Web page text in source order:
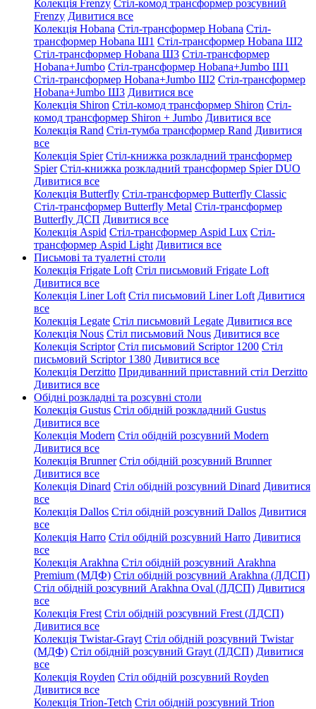
Колекція Frenzy Стіл-комод трансформер розсувний
Frenzy Дивитися все
Колекція Hobana Стіл-трансформер Hobana Стіл-
трансформер Hobana Ш1 Стіл-трансформер Hobana Ш2
Стіл-трансформер Hobana Ш3 Стіл-трансформер
Hobana+Jumbo Стіл-трансформер Hobana+Jumbo Ш1
Стіл-трансформер Hobana+Jumbo Ш2 Стіл-трансформер
Hobana+Jumbo Ш3 Дивитися все
Колекція Shiron Стіл-комод трансформер Shiron Стіл-
комод трансформер Shiron + Jumbo Дивитися все
Колекція Rand Стіл-тумба трансформер Rand Дивитися
все
Колекція Spier Стіл-книжка розкладний трансформер
Spier Стіл-книжка розкладний трансформер Spier DUO
Дивитися все
Колекція Butterfly Стіл-трансформер Butterfly Classic
Стіл-трансформер Butterfly Metal Стіл-трансформер
Butterfly ДСП Дивитися все
Колекція Aspid Стіл-трансформер Aspid Lux Стіл-
трансформер Aspid Light Дивитися все
Письмові та туалетні столи
Колекція Frigate Loft Стіл письмовий Frigate Loft
Дивитися все
Колекція Liner Loft Стіл письмовий Liner Loft Дивитися
все
Колекція Legate Стіл письмовий Legate Дивитися все
Колекція Nous Стіл письмовий Nous Дивитися все
Колекція Scriptor Стіл письмовий Scriptor 1200 Стіл
письмовий Scriptor 1380 Дивитися все
Колекція Derzitto Придиванний приставний стіл Derzitto
Дивитися все
Обідні розкладні та розсувні столи
Колекція Gustus Стіл обідній розкладний Gustus
Дивитися все
Колекція Modern Стіл обідній розсувний Modern
Дивитися все
Колекція Brunner Стіл обідній розсувний Brunner
Дивитися все
Колекція Dinard Стіл обідній розсувний Dinard Дивитися
все
Колекція Dallos Стіл обідній розсувний Dallos Дивитися
все
Колекція Harro Стіл обідній розсувний Harro Дивитися
все
Колекція Arakhna Стіл обідній розсувний Arakhna
Premium (МДФ) Стіл обідній розсувний Arakhna (ЛДСП)
Стіл обідній розсувний Arakhna Oval (ЛДСП) Дивитися
все
Колекція Frest Стіл обідній розсувний Frest (ЛДСП)
Дивитися все
Колекція Twistar-Grayt Стіл обідній розсувний Twistar
(МДФ) Стіл обідній розсувний Grayt (ЛДСП) Дивитися
все
Колекція Royden Стіл обідній розсувний Royden
Дивитися все
Колекція Trion-Tetch Стіл обідній розсувний Trion